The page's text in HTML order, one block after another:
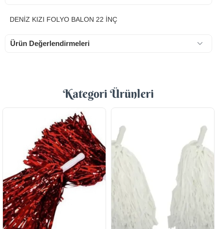
DENİZ KIZI FOLYO BALON 22 İNÇ
Ürün Değerlendirmeleri
Kategori Ürünleri